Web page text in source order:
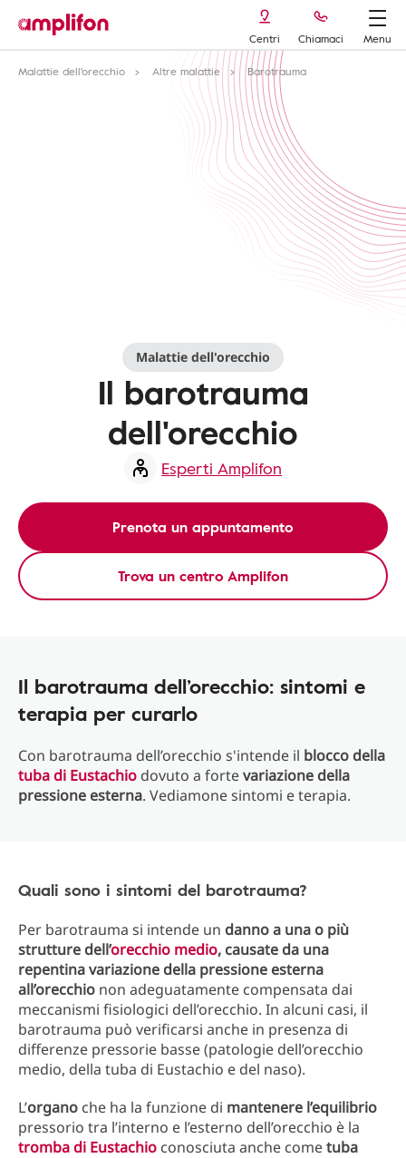
Centri Chiamaci
Menu
Malattie dell'orecchio
Altre malattie Barotrauma
Malattie dell'orecchio
Il barotrauma
dell'orecchio
Esperti Amplifon
Prenota un appuntamento
Trova un centro Amplifon
Il barotrauma dell’orecchio: sintomi e
terapia per curarlo
Con barotrauma dell’orecchio s'intende il blocco della
tuba di Eustachio dovuto a fortevariazione della
pressione esterna. Vediamone sintomi e terapia.
Quali sono i sintomi del barotrauma?
Per barotrauma si intende un danno a una o più
strutture dell’orecchio medio, causate da una
repentina variazione della pressione esterna
all’orecchio non adeguatamente compensata dai
meccanismi fisiologici dell’orecchio. In alcuni casi, il
barotrauma può verificarsi anche in presenza di
differenze pressorie basse (patologie dell’orecchio
medio, della tuba di Eustachio e del naso).
L’organo che ha la funzione di mantenere l’equilibrio
pressorio tra l’interno e l’esterno dell’orecchio è la
tromba di Eustachio conosciuta anche cometuba